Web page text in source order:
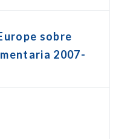
sobre
2007-